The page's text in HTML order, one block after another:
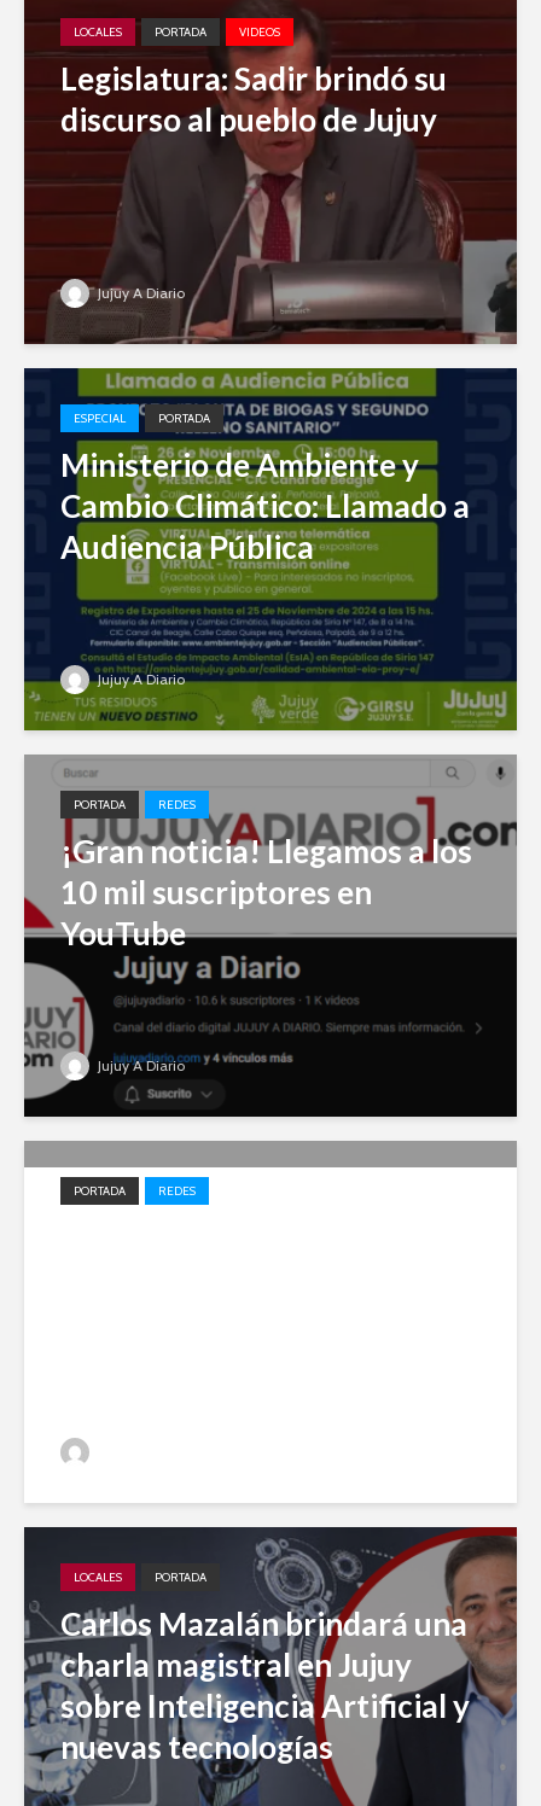
LOCALES PORTADA VIDEOS
Legislatura: Sadir brindó su
discurso al pueblo de Jujuy
Jujuy A Diario
ESPECIAL PORTADA
Ministerio de Ambiente y
Cambio Climático: Llamado a
Audiencia Pública
Jujuy A Diario
PORTADA REDES
¡Gran noticia! Llegamos a los
10 mil suscriptores en
YouTube
Jujuy A Diario
PORTADA REDES
LOCALES PORTADA
Carlos Mazalán brindará una
charla magistral en Jujuy
sobre Inteligencia Artificial y
nuevas tecnologías